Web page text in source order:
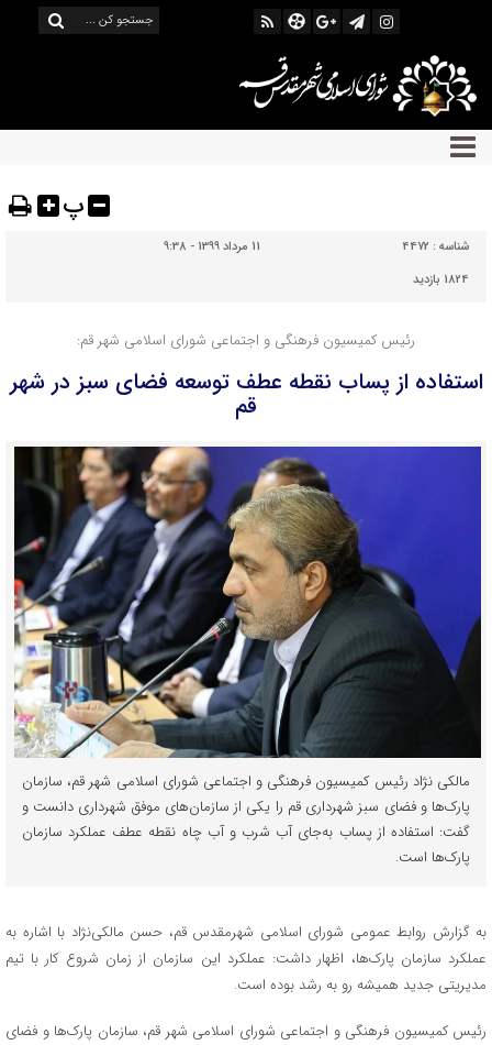
پ
شناسه : 4472
11 مرداد 1399 - 9:38
1824 بازدید
رئیس کمیسیون فرهنگی و اجتماعی شورای اسلامی شهر قم:
استفاده از پساب نقطه عطف توسعه فضای سبز در شهر
قم
مالکی نژاد رئیس کمیسیون فرهنگی و اجتماعی شورای اسلامی شهر قم، سازمان
پارک‌ها و فضای سبز شهرداری قم را یکی از سازمان‌های موفق شهرداری دانست و
گفت: استفاده از پساب به‌جای آب شرب و آب چاه نقطه عطف عملکرد سازمان
پارک‌ها است.
به گزارش روابط عمومی شورای اسلامی شهرمقدس قم، حسن مالکی‌‎نژاد با اشاره به
عملکرد سازمان پارک‌ها، اظهار داشت: عملکرد این سازمان از زمان شروع کار با تیم
مدیریتی جدید همیشه رو به رشد بود‌ه است.
رئیس کمیسیون فرهنگی و اجتماعی شورای اسلامی شهر قم، سازمان پارک‌ها و فضای